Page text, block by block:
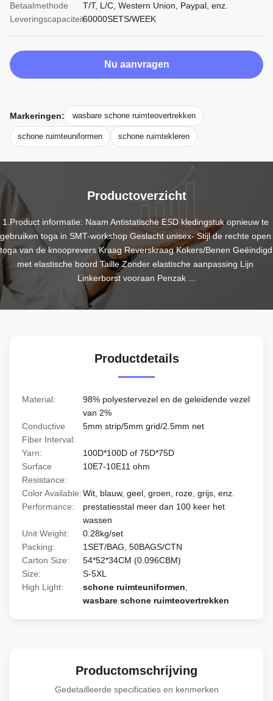
Betaalmethode
T/T, L/C, Western Union, Paypal, enz.
Leveringscapaciteit60000SETS/WEEK
Nu aanvragen
Markeringen: wasbare schone ruimteovertrekken
schone ruimteuniformen schone ruimtekleren
Productoverzicht
1.Product informatie: Naam Antistatische ESD kledingstuk opnieuw te
gebruiken toga in SMT-workshop Geslacht unisex- Stijl de rechte open
toga van de knooprevers Kraag Reverskraag Kokers/Benen Geëindigd
met elastische boord Taille Zonder elastische aanpassing Lijn
Linkerborst vooraan Penzak ...
Productdetails
Material:
98% polyestervezel en de geleidende vezel
van 2%
Conductive
Fiber Interval:
5mm strip/5mm grid/2.5mm net
Yarn:
100D*100D of 75D*75D
Surface
Resistance:
10E7-10E11 ohm
Color Available:Wit, blauw, geel, groen, roze, grijs, enz.
Performance:
prestatiesstal meer dan 100 keer het
wassen
Unit Weight:
0.28kg/set
Packing:
1SET/BAG, 50BAGS/CTN
Carton Size:
54*52*34CM (0.096CBM)
Size:
S-5XL
High Light:
schone ruimteuniformen
wasbare schone ruimteovertrekken
Productomschrijving
Gedetailleerde specificaties en kenmerken